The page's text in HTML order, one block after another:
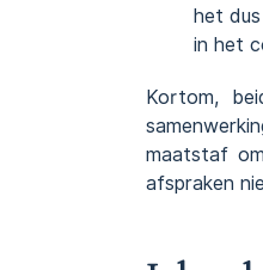
het
in het
Kortom,
maatstaf
afspraken